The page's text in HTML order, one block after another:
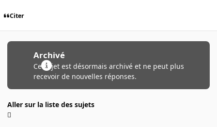
Citer
Archivé
Ce sujet est désormais archivé et ne peut plus
recevoir de nouvelles réponses.
Aller sur la liste des sujets